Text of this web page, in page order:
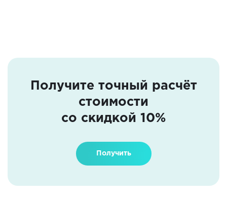
Получите точный расчёт
стоимости
со скидкой 10%
Получить